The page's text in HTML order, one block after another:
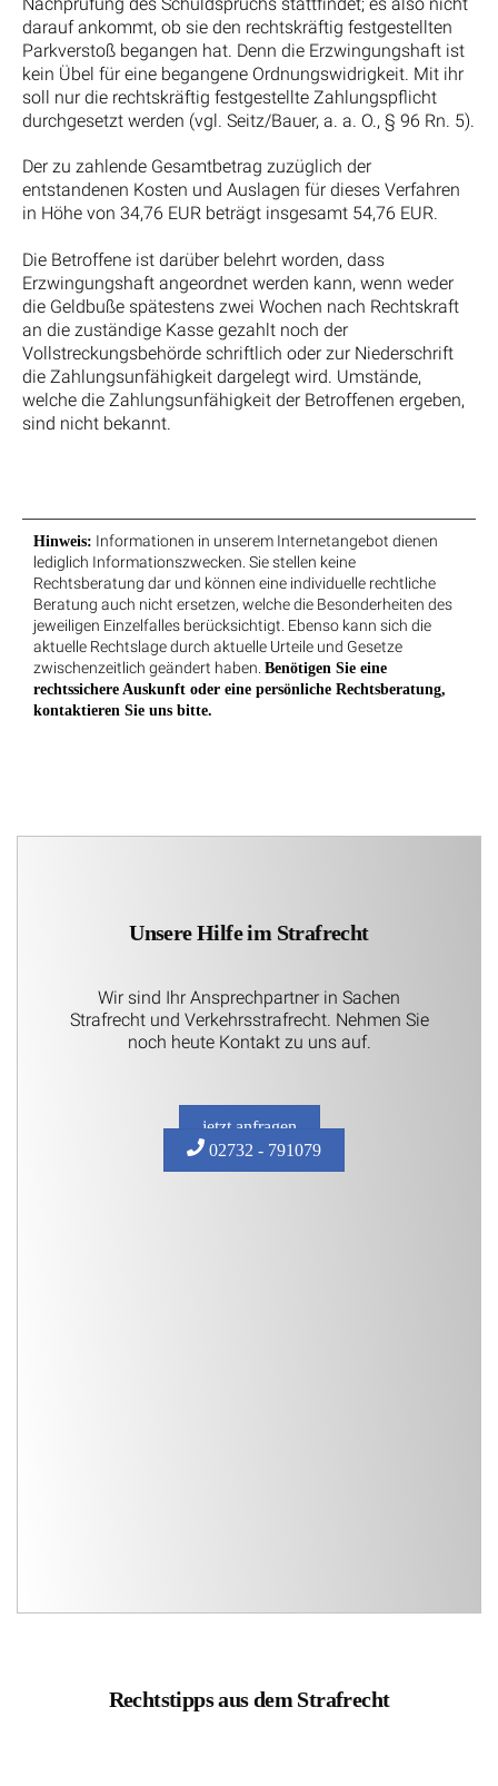
darauf ankommt, ob sie den rechtskräftig festgestellten
Parkverstoß begangen hat. Denn die Erzwingungshaft ist
kein Übel für eine begangene Ordnungswidrigkeit. Mit ihr
soll nur die rechtskräftig festgestellte Zahlungspflicht
durchgesetzt werden (vgl. Seitz/Bauer, a. a. O., § 96 Rn. 5).
Der zu zahlende Gesamtbetrag zuzüglich der
entstandenen Kosten und Auslagen für dieses Verfahren
in Höhe von 34,76 EUR beträgt insgesamt 54,76 EUR.
Die Betroffene ist darüber belehrt worden, dass
Erzwingungshaft angeordnet werden kann, wenn weder
die Geldbuße spätestens zwei Wochen nach Rechtskraft
an die zuständige Kasse gezahlt noch der
Vollstreckungsbehörde schriftlich oder zur Niederschrift
die Zahlungsunfähigkeit dargelegt wird. Umstände,
welche die Zahlungsunfähigkeit der Betroffenen ergeben,
sind nicht bekannt.
Hinweis: Informationen in unserem Internetangebot dienen
lediglich Informationszwecken. Sie stellen keine
Rechtsberatung dar und können eine individuelle rechtliche
Beratung auch nicht ersetzen, welche die Besonderheiten des
jeweiligen Einzelfalles berücksichtigt. Ebenso kann sich die
aktuelle Rechtslage durch aktuelle Urteile und Gesetze
zwischenzeitlich geändert haben. Benötigen Sie eine
rechtssichere Auskunft oder eine persönliche Rechtsberatung,
kontaktieren Sie uns bitte.
Unsere Hilfe im Strafrecht
Wir sind Ihr Ansprechpartner in Sachen
Strafrecht und Verkehrsstrafrecht. Nehmen Sie
noch heute Kontakt zu uns auf.
jetzt anfragen
02732 - 791079
Rechtstipps aus dem Strafrecht